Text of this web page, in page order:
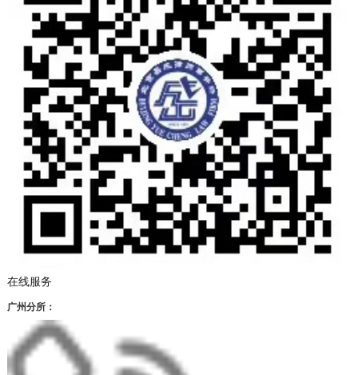
在线服务
广州分所：